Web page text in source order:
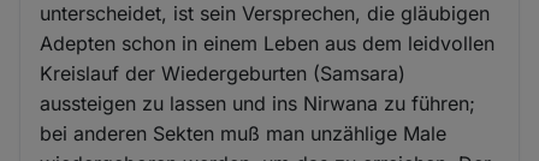
unterscheidet, ist sein Versprechen, die gläubigen
Adepten schon in einem Leben aus dem leidvollen
Kreislauf der Wiedergeburten (Samsara)
aussteigen zu lassen und ins Nirwana zu führen;
bei anderen Sekten muß man unzählige Male